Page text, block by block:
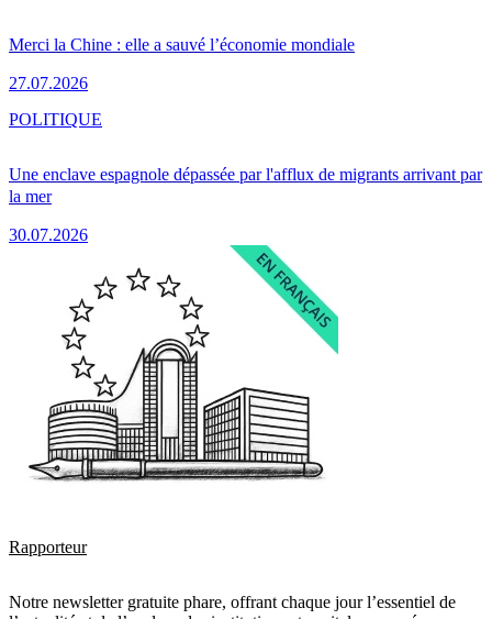
Merci la Chine : elle a sauvé l’économie mondiale
27.07.2026
Une enclave espagnole dépassée par l'afflux de migrants arrivant par
la mer
30.07.2026
POLITIQUE
Rapporteur
Notre newsletter gratuite phare, offrant chaque jour l’essentiel de